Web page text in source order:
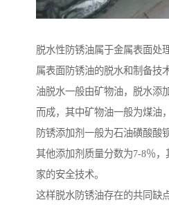
脱水性防锈油属于金属表面处
属表面防锈油的脱水和制备技
油脱水一般由矿物油，脱水添
而成，其中矿物油一般为煤油
防锈添加剂一般为石油磺酸酸
其他添加剂质量分数为7-8％，
家的安全技术。
这样脱水防锈油存在的共同缺点